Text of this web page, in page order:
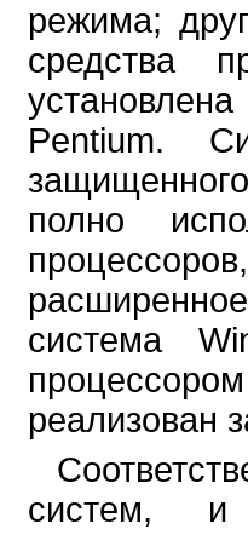
режима;
средства
Pentium.
полно
система
реализован
систем, и